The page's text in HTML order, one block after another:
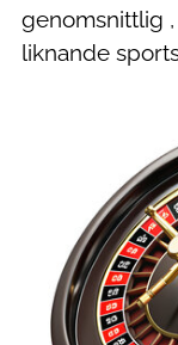
genomsnittlig
liknande